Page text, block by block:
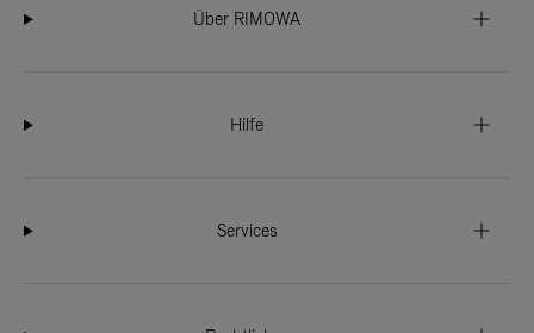
Über RIMOWA
Hilfe
Services